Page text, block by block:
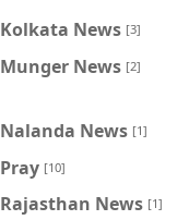
Kolkata News [3]
Munger News [2]
Nalanda News [1]
Pray [10]
Rajasthan News [1]